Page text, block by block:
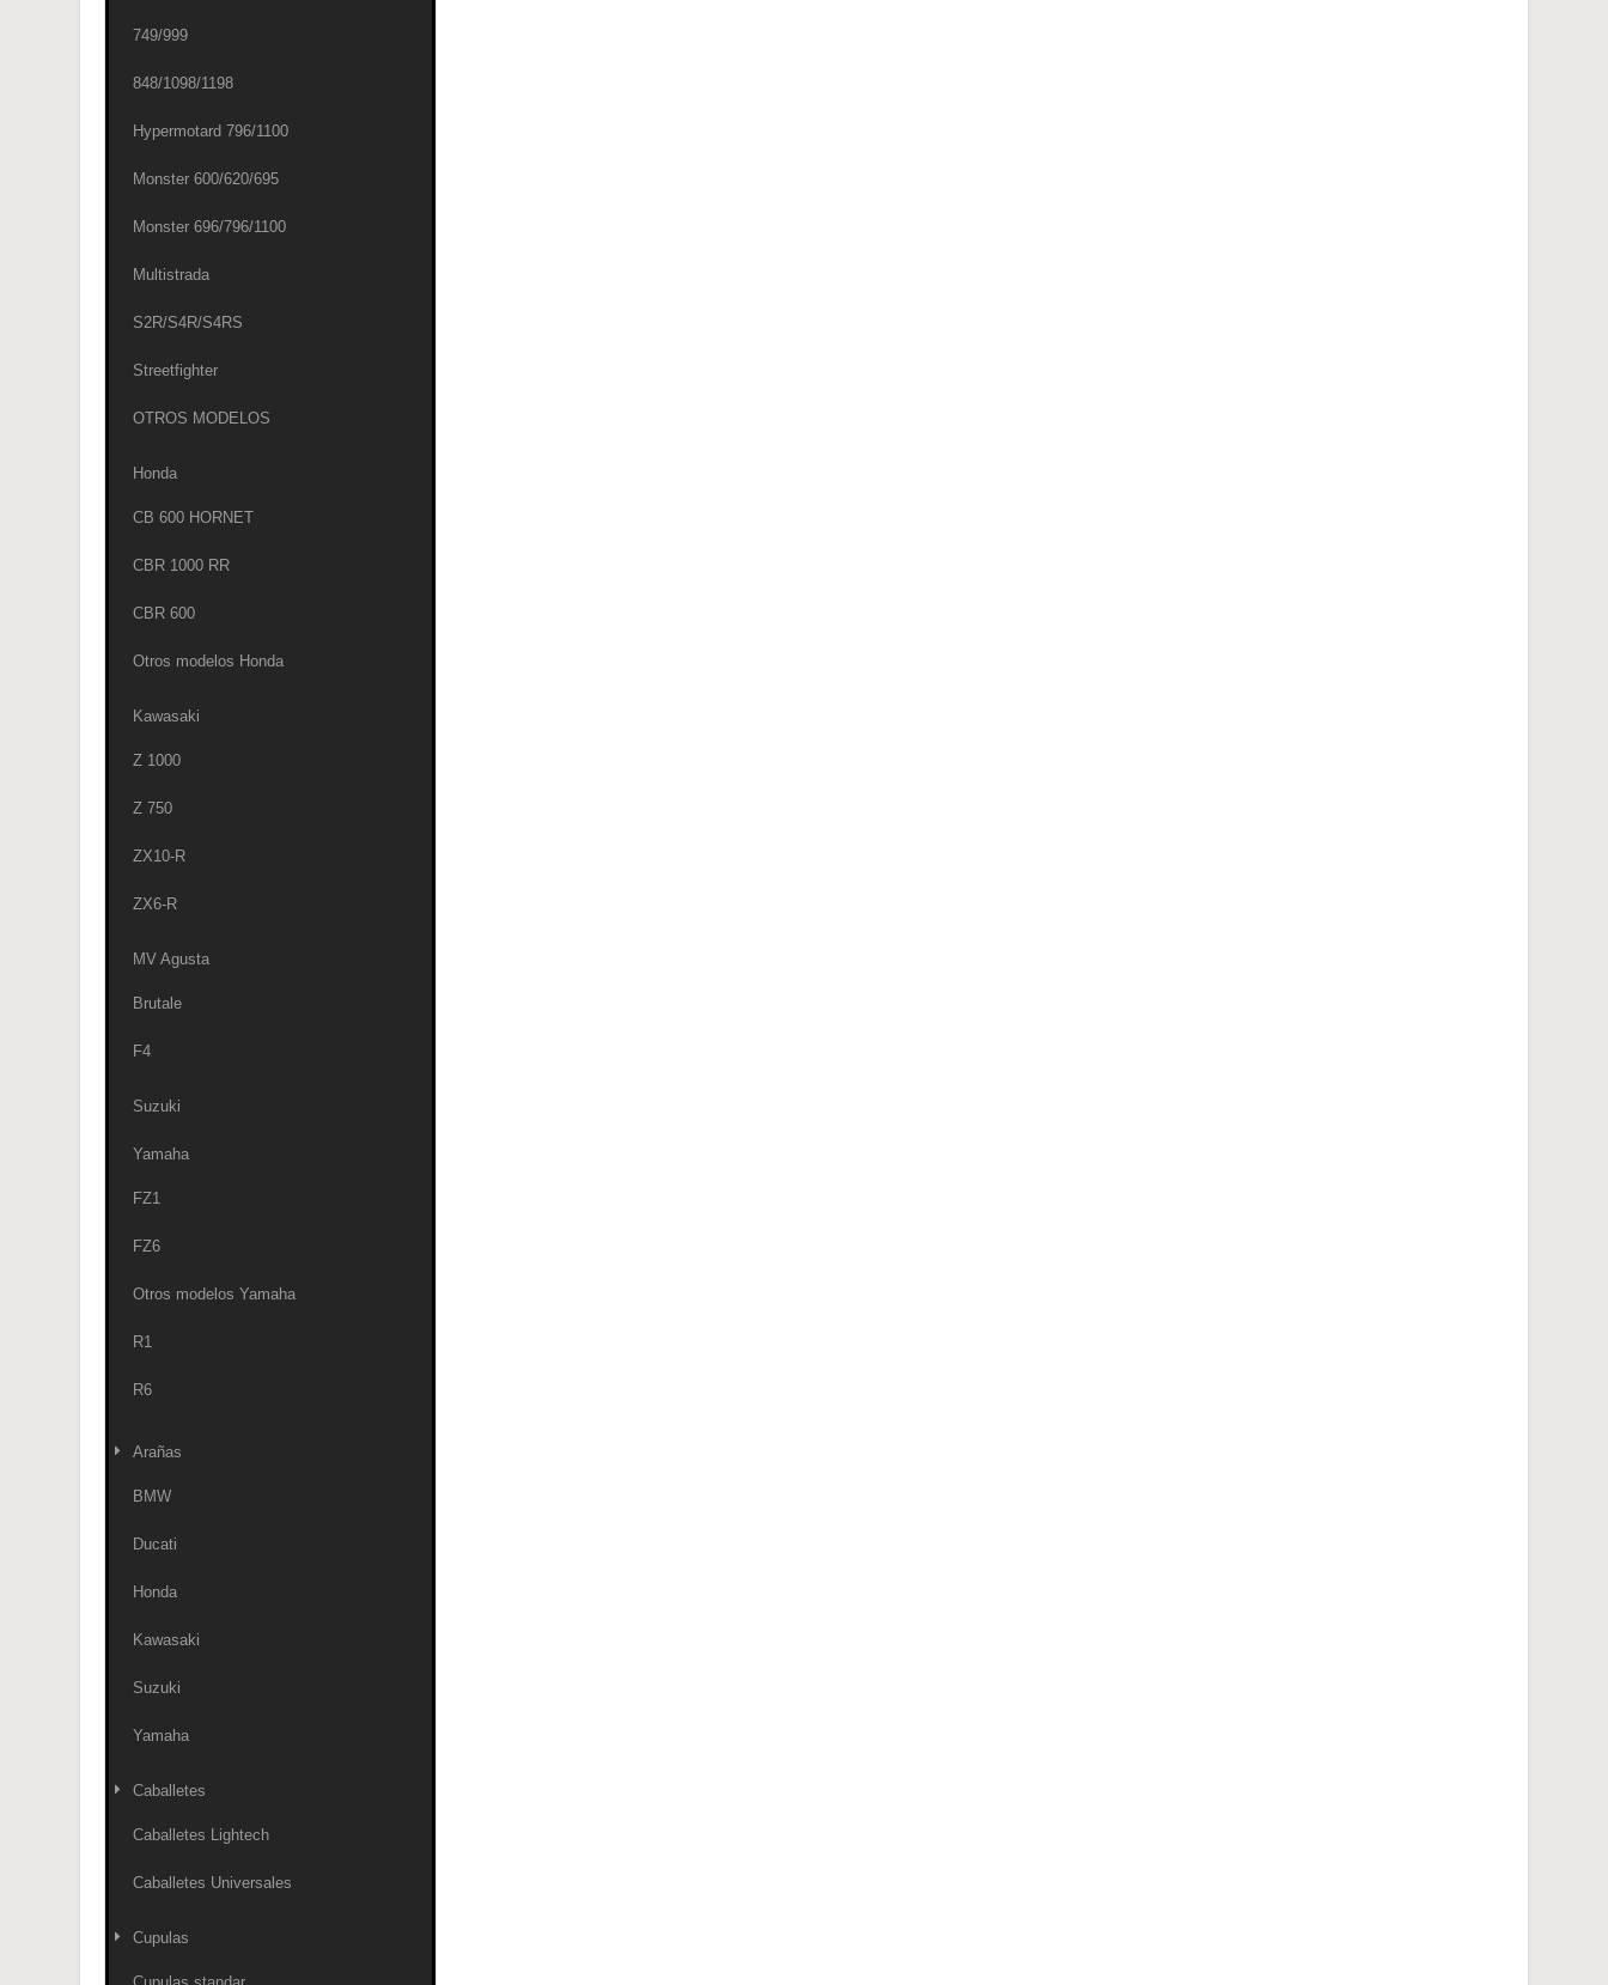
749/999
848/1098/1198
Hypermotard 796/1100
Monster 600/620/695
Monster 696/796/1100
Multistrada
S2R/S4R/S4RS
Streetfighter
OTROS MODELOS
Honda
CB 600 HORNET
CBR 1000 RR
CBR 600
Otros modelos Honda
Kawasaki
Z 1000
Z 750
ZX10-R
ZX6-R
MV Agusta
Brutale
F4
Suzuki
Yamaha
FZ1
FZ6
Otros modelos Yamaha
R1
R6
Arañas
BMW
Ducati
Honda
Kawasaki
Suzuki
Yamaha
Caballetes
Caballetes Lightech
Caballetes Universales
Cupulas